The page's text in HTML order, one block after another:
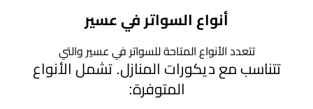
أنواع السواتر في عسير
تتعدد الأنواع المتاحة للسواتر في عسير والتي
تتناسب مع ديكورات المنازل. تشمل الأنواع
المتوفرة: